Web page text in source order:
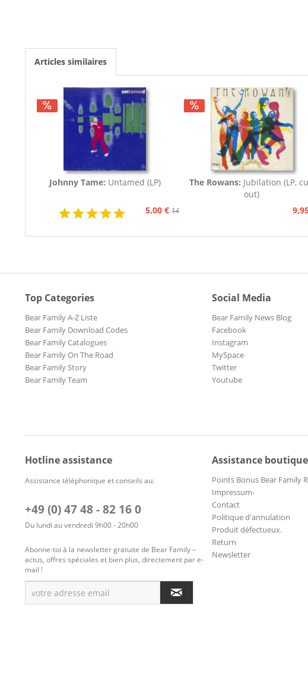
Articles similaires
Johnny Tame: Untamed (LP)
5,00 € 14,95 €
The Rowans: Jubilation (LP,
out)
Top Categories
Bear Family A-Z Liste
Bear Family Download Codes
Bear Family Catalogues
Bear Family On The Road
Bear Family Story
Bear Family Team
Social Media
Bear Family News Blog
Facebook
Instagram
MySpace
Twitter
Youtube
Hotline assistance
Assistance téléphonique et conseils au:
+49 (0) 47 48 - 82 16 0
Du lundi au vendredi 9h00 - 20h00
Abonne-toi à la newsletter gratuite de Bear Family –
actus, offres spéciales et bien plus, directement par e-
mail !
Assistance boutique
Points Bonus Bear Family
Impressum-
Contact
Politique d'annulation
Produit défectueux.
Return
Newsletter